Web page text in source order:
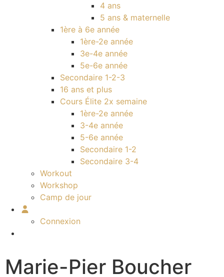
4 ans
5 ans & maternelle
1ère à 6e année
1ère-2e année
3e-4e année
5e-6e année
Secondaire 1-2-3
16 ans et plus
Cours Élite 2x semaine
1ère-2e année
3-4e année
5-6e année
Secondaire 1-2
Secondaire 3-4
Workout
Workshop
Camp de jour
Connexion
Marie-Pier Boucher